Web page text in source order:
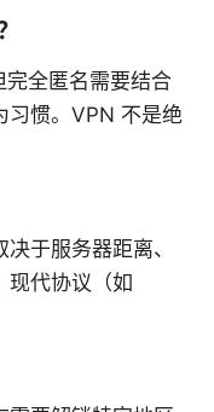
全匿名需要结合
习惯。VPN 不是绝
于服务器距离、
现代协议（如